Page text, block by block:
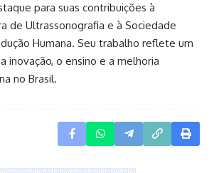
para suas contribuições à
de Ultrassonografia e à Sociedade
Humana. Seu trabalho reflete um
inovação, o ensino e a melhoria
no Brasil.